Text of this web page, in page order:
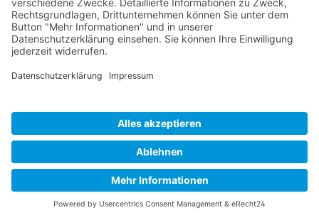
Beschleunigt den Trocknungsvorgang von
Aquasure
10,95 €*